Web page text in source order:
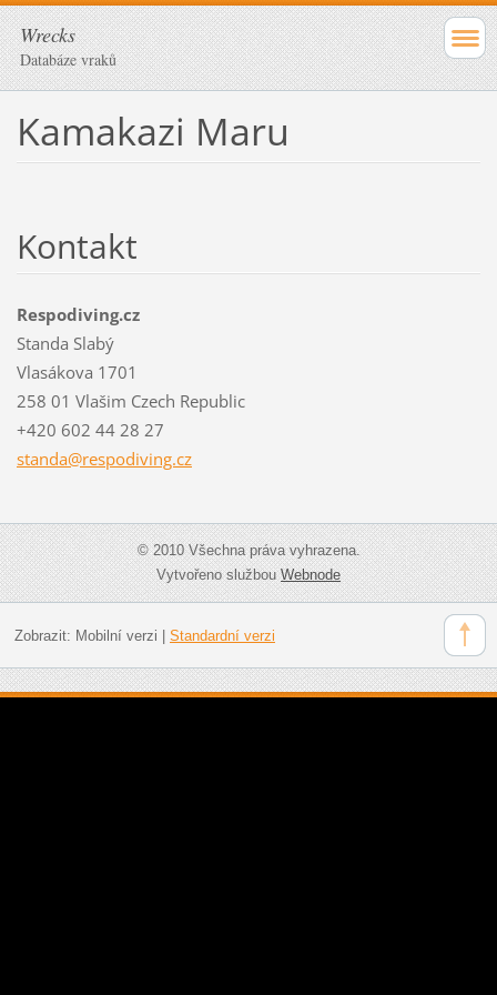
Wrecks
Databáze vraků
Kamakazi Maru
Kontakt
Respodiving.cz
Standa Slabý
Vlasákova 1701
258 01 Vlašim Czech Republic
+420 602 44 28 27
standa@respodiving.cz
© 2010 Všechna práva vyhrazena.
Vytvořeno službouWebnode
Zobrazit: Mobilní verzi Standardní verzi